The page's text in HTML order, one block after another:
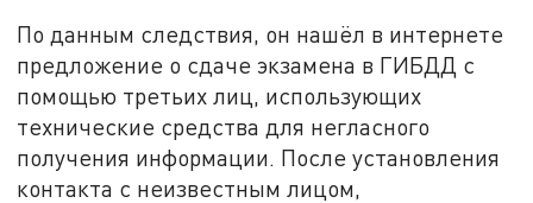
По данным следствия, он нашёл в интернете
предложение о сдаче экзамена в ГИБДД с
помощью третьих лиц, использующих
технические средства для негласного
получения информации. После установления
контакта с неизвестным лицом,